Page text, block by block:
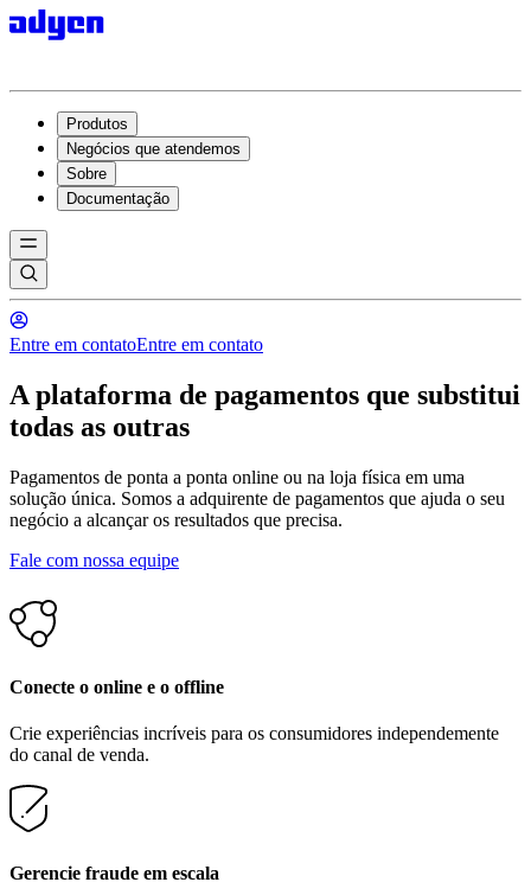
Produtos
Negócios que atendemos
Sobre
Documentação
Entre em contatoEntre em contato
A plataforma de pagamentos que substitui
todas as outras
Pagamentos de ponta a ponta online ou na loja física em uma
solução única. Somos a adquirente de pagamentos que ajuda o seu
negócio a alcançar os resultados que precisa.
Fale com nossa equipe
Conecte o online e o offline
Crie experiências incríveis para os consumidores independemente
do canal de venda.
Gerencie fraude em escala